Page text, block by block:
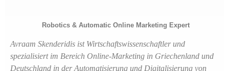
Robotics & Automatic Online Marketing Expert
Avraam Skenderidis ist Wirtschaftswissenschaftler und
spezialisiert im Bereich Online-Marketing in Griechenland und
Deutschland in der Automatisierung und Digitalisierung von